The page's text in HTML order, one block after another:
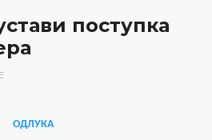
поступка
ОДЛУКА